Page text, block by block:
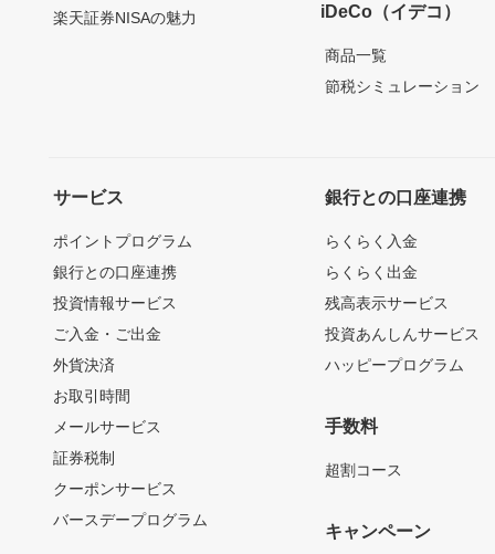
楽天証券NISAの魅力
iDeCo（イデコ）
商品一覧
節税シミュレーション
サービス
ポイントプログラム
銀行との口座連携
投資情報サービス
ご入金・ご出金
外貨決済
お取引時間
メールサービス
証券税制
クーポンサービス
バースデープログラム
銀行との口座連携
らくらく入金
らくらく出金
残高表示サービス
投資あんしんサービス
ハッピープログラム
手数料
超割コース
キャンペーン